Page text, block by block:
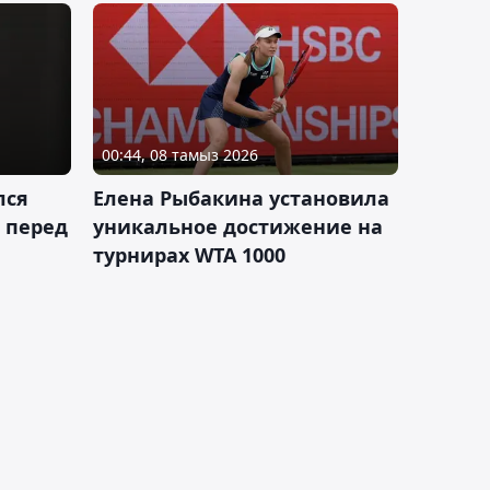
перед
00:44, 08 тамыз 2026
Елена Рыбакина установила
уникальное достижение на
турнирах WTA 1000